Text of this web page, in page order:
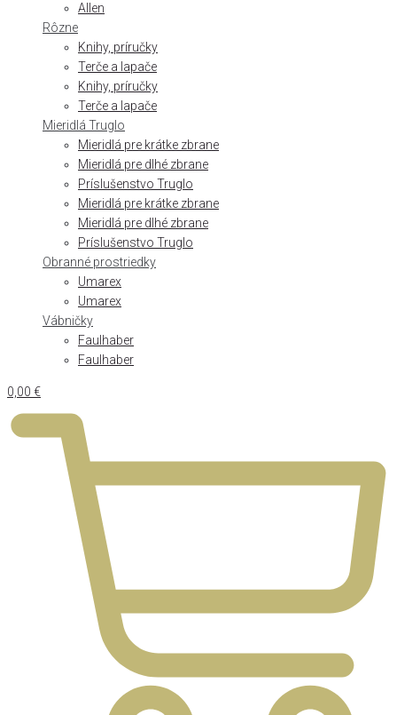
Allen
Rôzne
Knihy, príručky
Terče a lapače
Knihy, príručky
Terče a lapače
Mieridlá Truglo
Mieridlá pre krátke zbrane
Mieridlá pre dlhé zbrane
Príslušenstvo Truglo
Mieridlá pre krátke zbrane
Mieridlá pre dlhé zbrane
Príslušenstvo Truglo
Obranné prostriedky
Umarex
Umarex
Vábničky
Faulhaber
Faulhaber
0,00 €